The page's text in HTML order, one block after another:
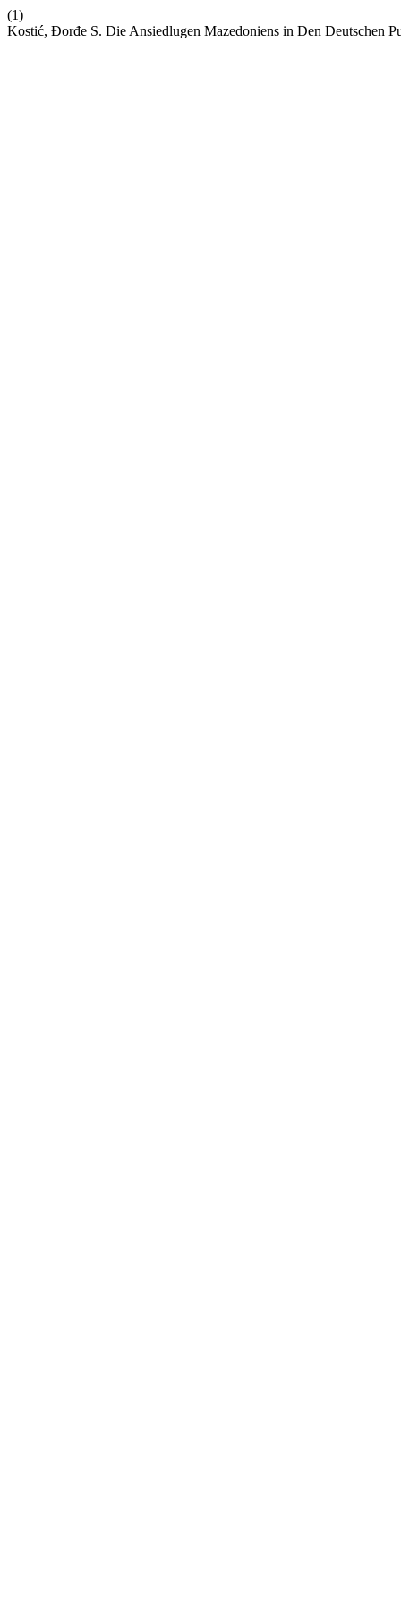
(1)
Kostić, Đorđe S. Die Ansiedlugen Mazedoniens in Den Deutschen